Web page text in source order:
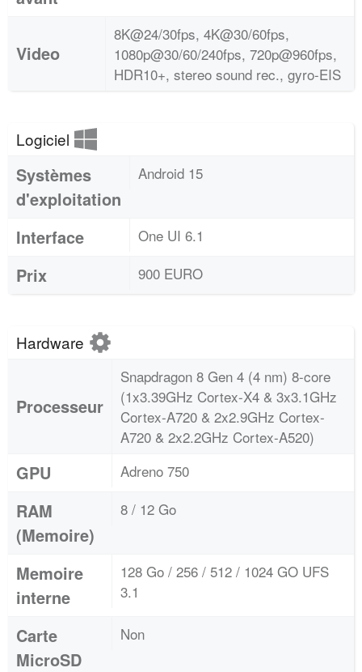
Video
8K@24/30fps, 4K@30/60fps,
1080p@30/60/240fps, 720p@960fps,
HDR10+, stereo sound rec., gyro-EIS
Logiciel
Systèmes
d'exploitation
Android 15
Interface One UI 6.1
Prix 900 EURO
Hardware
Processeur
Snapdragon 8 Gen 4 (4 nm) 8-core
(1x3.39GHz Cortex-X4 & 3x3.1GHz
Cortex-A720 & 2x2.9GHz Cortex-
A720 & 2x2.2GHz Cortex-A520)
GPU Adreno 750
RAM
(Memoire)
8 / 12 Go
Memoire
interne
128 Go / 256 / 512 / 1024 GO UFS
3.1
Carte
MicroSD
Non